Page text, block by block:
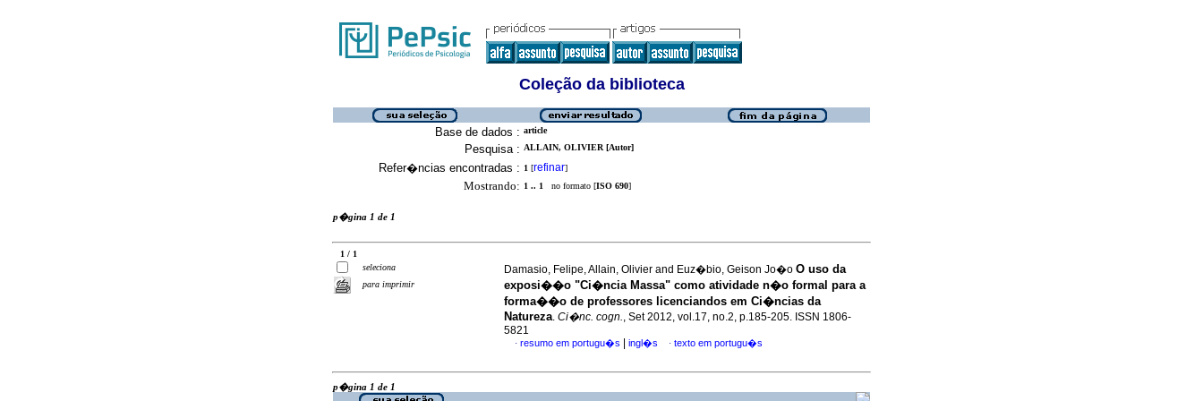
Coleção da biblioteca
Base de dados : article
Pesquisa : ALLAIN, OLIVIER [Autor]
Refer�ncias encontradas : 1 [refinar]
Mostrando: 1 .. 1 no formato [ISO 690]
p�gina 1 de 1
1 / 1
seleciona
para imprimir
Damasio, Felipe, Allain, Olivier and Euz�bio, Geison Jo�o O uso da
exposi��o "Ci�ncia Massa" como atividade n�o formal para a
forma��o de professores licenciandos em Ci�ncias da
Natureza. Ci�nc. cogn., Set 2012, vol.17, no.2, p.185-205. ISSN 1806-
5821
· resumo em portugu�s ingl�s · texto em portugu�s
p�gina 1 de 1